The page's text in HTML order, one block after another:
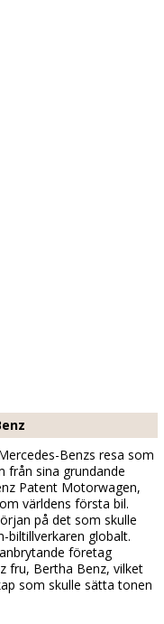
Benzs resa som
från sina grundande
Patent Motorwagen,
världens första bil.
på det som skulle
biltillverkaren globalt.
företag
fru, Bertha Benz, vilket
som skulle sätta tonen